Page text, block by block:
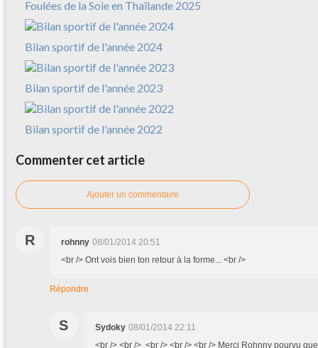
Foulées de la Soie en Thaïlande 2025
Bilan sportif de l'année 2024
Bilan sportif de l'année 2023
Bilan sportif de l'année 2022
Commenter cet article
Ajouter un commentaire
R rohnny 08/01/2014 20:51
<br /> Ont vois bien ton retour à la forme... <br />
Répondre
S Sydoky 08/01/2014 22:11
<br /> <br /> <br /> <br /> <br /> Merci Rohnny pourvu